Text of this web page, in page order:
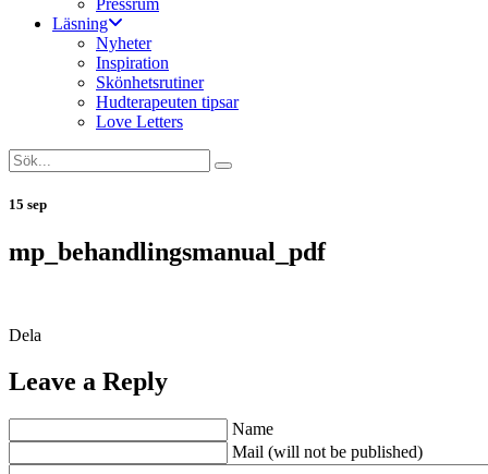
Pressrum
Läsning
Nyheter
Inspiration
Skönhetsrutiner
Hudterapeuten tipsar
Love Letters
15 sep
mp_behandlingsmanual_pdf
Dela
Leave a Reply
Name
Mail (will not be published)